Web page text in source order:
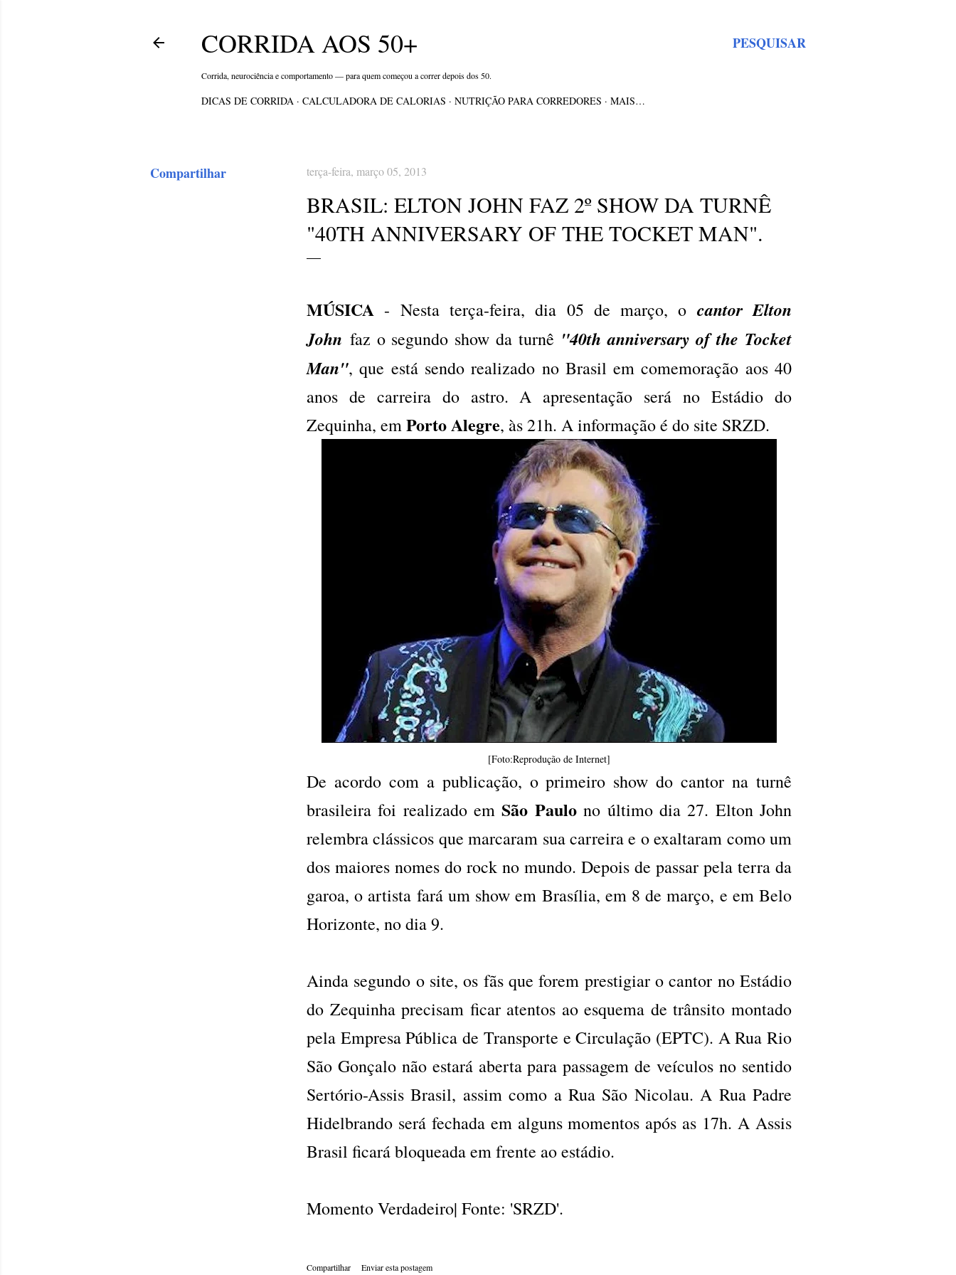
PESQUISAR
CORRIDA AOS 50+
Corrida, neurociência e comportamento — para quem começou a correr depois dos 50.
DICAS DE CORRIDA CALCULADORA DE CALORIAS NUTRIÇÃO PARA CORREDORES MAIS…
Compartilhar terça-feira, março 05, 2013
BRASIL: ELTON JOHN FAZ 2º SHOW DA TURNÊ
"40TH ANNIVERSARY OF THE TOCKET MAN".
MÚSICA - Nesta terça-feira, dia 05 de março, o cantor Elton
John faz o segundo show da turnê "40th anniversary of the Tocket
Man", que está sendo realizado no Brasil em comemoração aos 40
anos de carreira do astro. A apresentação será no Estádio do
Zequinha, emPorto Alegre, às 21h. A informação é do site SRZD.
[Foto:Reprodução de Internet]
De acordo com a publicação, o primeiro show do cantor na turnê
brasileira foi realizado emSão Paulono último dia 27. Elton John
relembra clássicos que marcaram sua carreira e o exaltaram como um
dos maiores nomes do rock no mundo. Depois de passar pela terra da
garoa, o artista fará um show em Brasília, em 8 de março, e em Belo
Horizonte, no dia 9.
Ainda segundo o site, os fãs que forem prestigiar o cantor no Estádio
do Zequinha precisam ficar atentos ao esquema de trânsito montado
pela Empresa Pública de Transporte e Circulação (EPTC). A Rua Rio
São Gonçalo não estará aberta para passagem de veículos no sentido
Sertório-Assis Brasil, assim como a Rua São Nicolau. A Rua Padre
Hidelbrando será fechada em alguns momentos após as 17h. A Assis
Brasil ficará bloqueada em frente ao estádio.
Momento Verdadeiro| Fonte: 'SRZD'.
Compartilhar
Enviar esta postagem